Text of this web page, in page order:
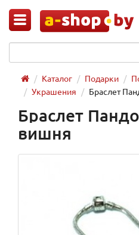
Каталог Подарки
Украшения
Браслет
Браслет
вишня